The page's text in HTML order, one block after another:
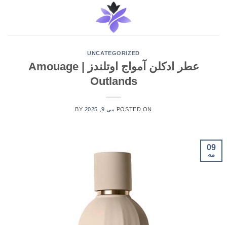
UNCATEGORIZED
عطر ادکلن آمواج اوتلندز | Amouage
Outlands
POSTED ON می 9, 2025 BY
09
مه